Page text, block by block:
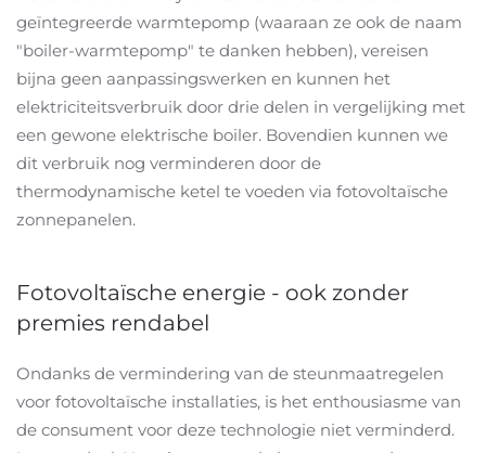
geïntegreerde warmtepomp (waaraan ze ook de naam
"boiler-warmtepomp" te danken hebben), vereisen
bijna geen aanpassingswerken en kunnen het
elektriciteitsverbruik door drie delen in vergelijking met
een gewone elektrische boiler. Bovendien kunnen we
dit verbruik nog verminderen door de
thermodynamische ketel te voeden via fotovoltaïsche
zonnepanelen.
Fotovoltaïsche energie - ook zonder
premies rendabel
Ondanks de vermindering van de steunmaatregelen
voor fotovoltaïsche installaties, is het enthousiasme van
de consument voor deze technologie niet verminderd.